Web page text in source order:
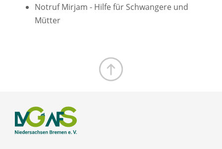
Notruf Mirjam - Hilfe für Schwangere und
Mütter